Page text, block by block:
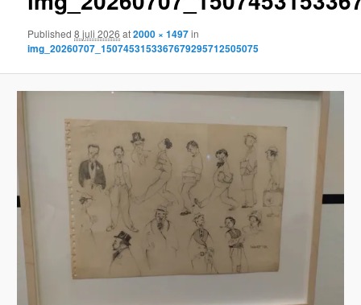
Published8 juli 2026 at2000 × 1497in
img_20260707_1507453153367679295712505075